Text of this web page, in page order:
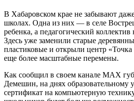
В Хабаровском крае не забывают
школах. Одна из них — в селе
ребенка, а педагогический коллектив
Здесь уже заменили старые
пластиковые и открыли центр
еще более масштабные перемены.
Как сообщил в своем канале MAX
Демешин, на днях образовательному
сертификат на компьютерную